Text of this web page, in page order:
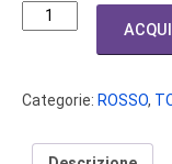
VINO
BRUNELLO
BANFI
1,5LT
Categorie: ROSSO,